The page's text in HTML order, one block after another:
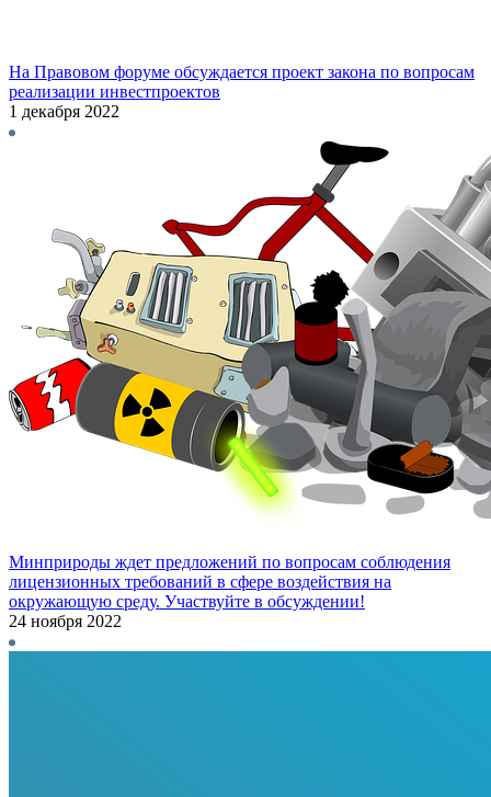
На Правовом форуме обсуждается проект закона по вопросам
реализации инвестпроектов
1 декабря 2022
Минприроды ждет предложений по вопросам соблюдения
лицензионных требований в сфере воздействия на
окружающую среду. Участвуйте в обсуждении!
24 ноября 2022